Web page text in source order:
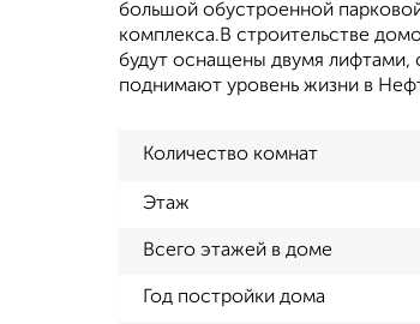
большой обустроенной
комплекса.В строительстве
будут оснащены двумя
поднимают уровень жизни в
Количество комнат
Этаж
Всего этажей в доме
Год постройки дома